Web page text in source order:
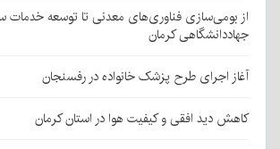
از بومی‌سازی فناوری‌های معدنی تا توسعه خدمات
جهاددانشگاهی کرمان
آغاز اجرای طرح پزشک خانواده در رفسنجان
کاهش دید افقی و کیفیت هوا در استان کرمان